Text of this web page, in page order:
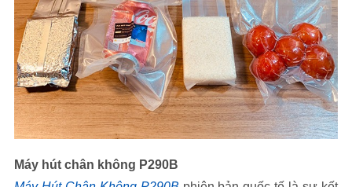
Máy hút chân không P290B